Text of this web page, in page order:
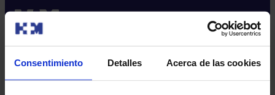
Consentimiento Detalles Acerca de las cookies